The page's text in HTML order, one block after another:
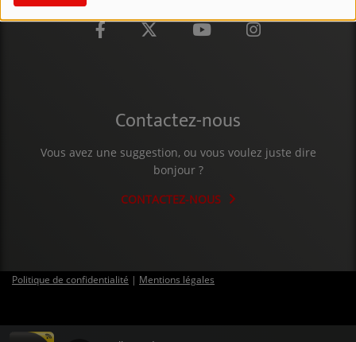
PARTICIPEZ
JEUX CONCOURS
CRÉATIONS AUDIOVISUELLES
Contactez-nous
Vous avez une suggestion, ou vous voulez juste dire
bonjour ?
CONTACTEZ-NOUS
Politique de confidentialité | Mentions légales